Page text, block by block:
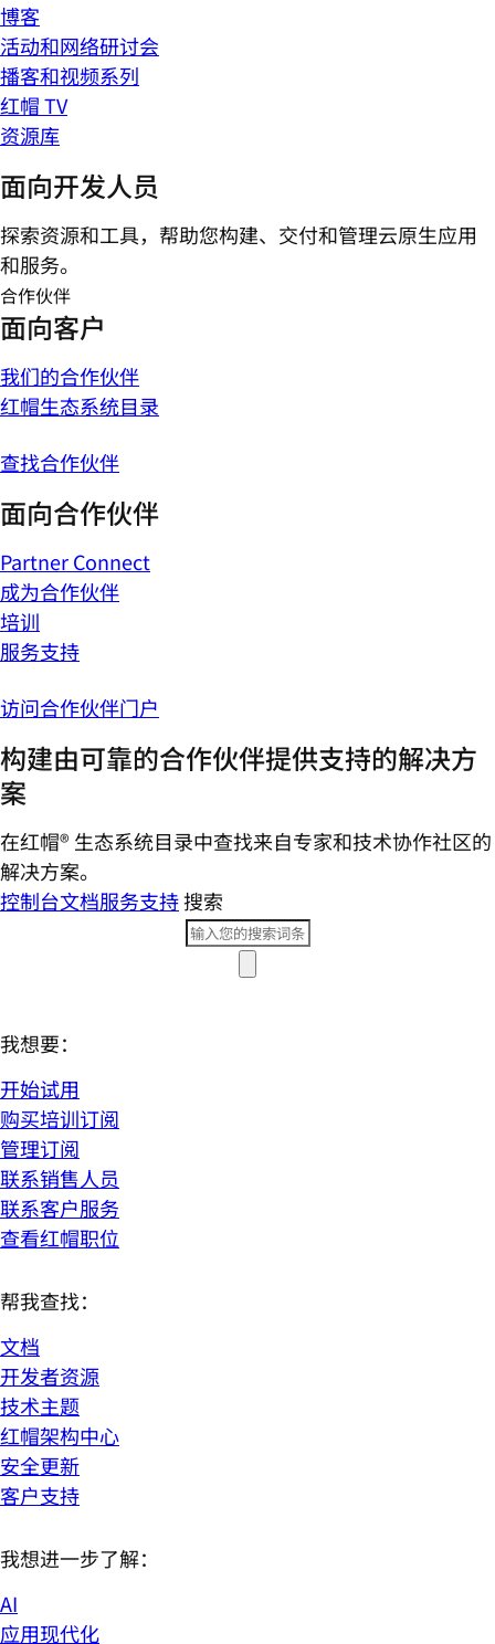
博客
活动和网络研讨会
播客和视频系列
红帽 TV
资源库
面向开发人员
探索资源和工具，帮助您构建、交付和管理云原生应用
和服务。
合作伙伴
面向客户
我们的合作伙伴
红帽生态系统目录
查找合作伙伴
面向合作伙伴
Partner Connect
成为合作伙伴
培训
服务支持
访问合作伙伴门户
构建由可靠的合作伙伴提供支持的解决方
案
在红帽® 生态系统目录中查找来自专家和技术协作社区的
解决方案。
控制台文档服务支持搜索
我想要：
开始试用
购买培训订阅
管理订阅
联系销售人员
联系客户服务
查看红帽职位
帮我查找：
文档
开发者资源
技术主题
红帽架构中心
安全更新
客户支持
我想进一步了解：
AI
应用现代化